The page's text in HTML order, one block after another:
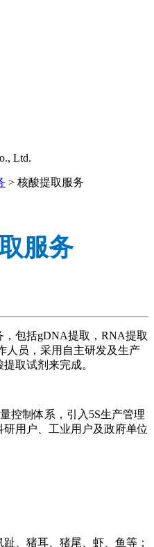
Ltd.
> 核酸提取服务
服务
包括gDNA提取，RNA提取
人员，采用自主研发及生产
取试剂来完成。
控制体系，引入5S生产管理
用户、工业用户及政府单位
、猪耳、猪尾、虾、鱼等；